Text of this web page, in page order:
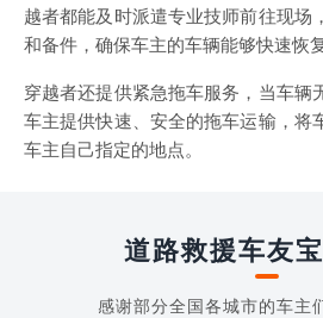
越者都能及时派遣专业技师前往现场
和备件，确保车主的车辆能够快速恢
穿越者还提供紧急拖车服务，当车辆
车主提供快速、安全的拖车运输，将
车主自己指定的地点。
道路救援车友
感谢部分全国各城市的车主